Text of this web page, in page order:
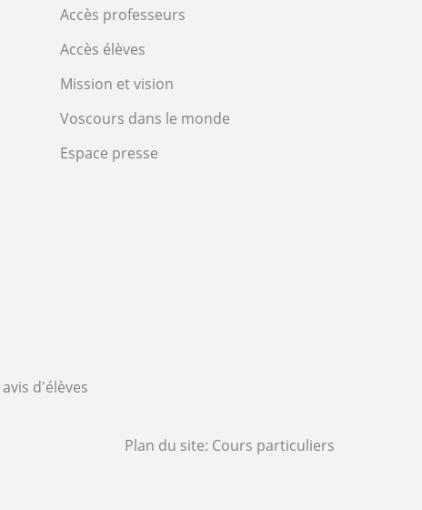
Accès professeurs
Accès élèves
Mission et vision
Voscours dans le monde
Espace presse
avis d'élèves
Plan du site: Cours particuliers